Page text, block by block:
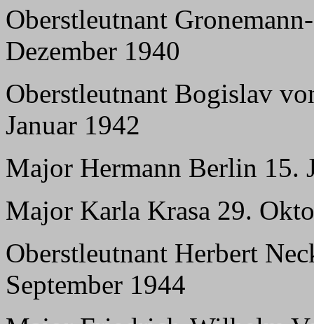
Oberstleutnant
Dezember 1940
Oberstleutnant Bogislav
Januar 1942
Major Hermann Berlin 15.
Major Karla Krasa 29.
Oberstleutnant Herbert
September 1944